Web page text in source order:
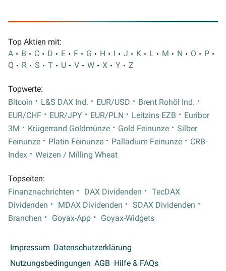
Top Aktien mit:
A
B C D E F G H I J K L M N O
P
Q
R S T U V W X Y Z
Topwerte:
Bitcoin
L&S DAX Ind. EUR/USD
Brent Rohöl Ind.
EUR/CHF
EUR/JPY EUR/PLN Leitzins EZB
Euribor
3M
Krügerrand Goldmünze Gold Feinunze
Silber
Feinunze
Platin Feinunze Palladium Feinunze
CRB-
Index
Weizen / Milling Wheat
Topseiten:
Finanznachrichten
DAX Dividenden
TecDAX
Dividenden
MDAX Dividenden
SDAX Dividenden
Branchen
Goyax-App Goyax-Widgets
Impressum Datenschutzerklärung
Nutzungsbedingungen AGB Hilfe & FAQs